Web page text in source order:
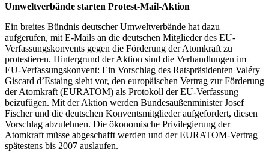
Umweltverbände starten Protest-Mail-Aktion
Ein breites Bündnis deutscher Umweltverbände hat dazu
aufgerufen, mit E-Mails an die deutschen Mitglieder des EU-
Verfassungskonvents gegen die Förderung der Atomkraft zu
protestieren. Hintergrund der Aktion sind die Verhandlungen im
EU-Verfassungskonvent: Ein Vorschlag des Ratspräsidenten Valéry
Giscard d’Estaing sieht vor, den europäischen Vertrag zur Förderung
der Atomkraft (EURATOM) als Protokoll der EU-Verfassung
beizufügen. Mit der Aktion werden Bundesaußenminister Josef
Fischer und die deutschen Konventsmitglieder aufgefordert, diesen
Vorschlag abzulehnen. Die ökonomische Privilegierung der
Atomkraft müsse abgeschafft werden und der EURATOM-Vertrag
spätestens bis 2007 auslaufen.